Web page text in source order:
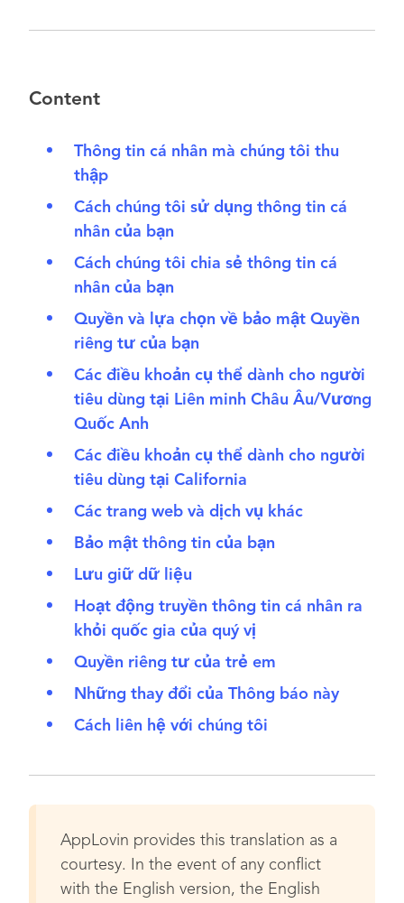
Content
Thông tin cá nhân mà chúng tôi thu
thập
Cách chúng tôi sử dụng thông tin cá
nhân của bạn
Cách chúng tôi chia sẻ thông tin cá
nhân của bạn
Quyền và lựa chọn về bảo mật Quyền
riêng tư của bạn
Các điều khoản cụ thể dành cho người
tiêu dùng tại Liên minh Châu Âu/Vương
Quốc Anh
Các điều khoản cụ thể dành cho người
tiêu dùng tại California
Các trang web và dịch vụ khác
Bảo mật thông tin của bạn
Lưu giữ dữ liệu
Hoạt động truyền thông tin cá nhân ra
khỏi quốc gia của quý vị
Quyền riêng tư của trẻ em
Những thay đổi của Thông báo này
Cách liên hệ với chúng tôi
AppLovin provides this translation as a
courtesy. In the event of any conflict
with the English version, the English